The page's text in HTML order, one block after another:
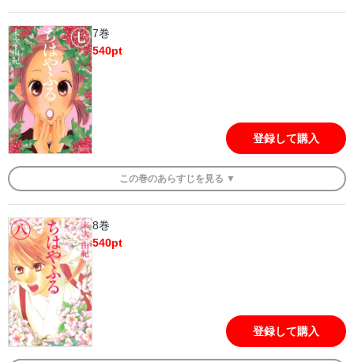
7巻
540pt
登録して購入
この巻のあらすじを 見る ▼
8巻
540pt
登録して購入